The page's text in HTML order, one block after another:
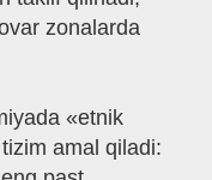
zonalarda
«etnik
amal qiladi: